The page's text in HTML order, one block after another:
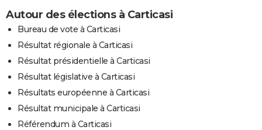
Destinations
City break
Voyage nature
Voyage de noces
Forum
Climat
+PHOTO
GUIDES D'ACHAT
BONS PLANS
Carte de Noël
Carte Bonne année
Carte Saint-Valentin
Carte Pâques
Carte d'anniversaire
DICTIONNAIRE
Autour des élections à Carticasi
Bureau de vote à Carticasi
Résultat régionale à Carticasi
Résultat présidentielle à Carticasi
Résultat législative à Carticasi
Résultats européenne à Carticasi
Résultat municipale à Carticasi
Référendum à Carticasi